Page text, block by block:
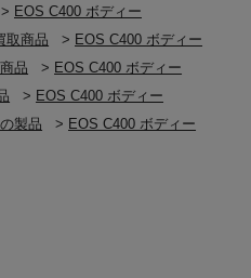
> EOS C400 ボディー
取商品 > EOS C400 ボディー
品 > EOS C400 ボディー
> EOS C400 ボディー
製品 > EOS C400 ボディー